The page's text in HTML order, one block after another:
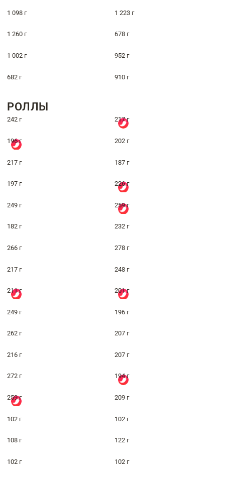
1 098 г 1 223 г
1 260 г 678 г
1 002 г 952 г
682 г 910 г
РОЛЛЫ
242 г 217 г
196 г 202 г
217 г 187 г
197 г 226 г
249 г 259 г
182 г 232 г
266 г 278 г
217 г 248 г
211 г 201 г
249 г 196 г
262 г 207 г
216 г 207 г
272 г 194 г
259 г 209 г
102 г 102 г
108 г 122 г
102 г 102 г